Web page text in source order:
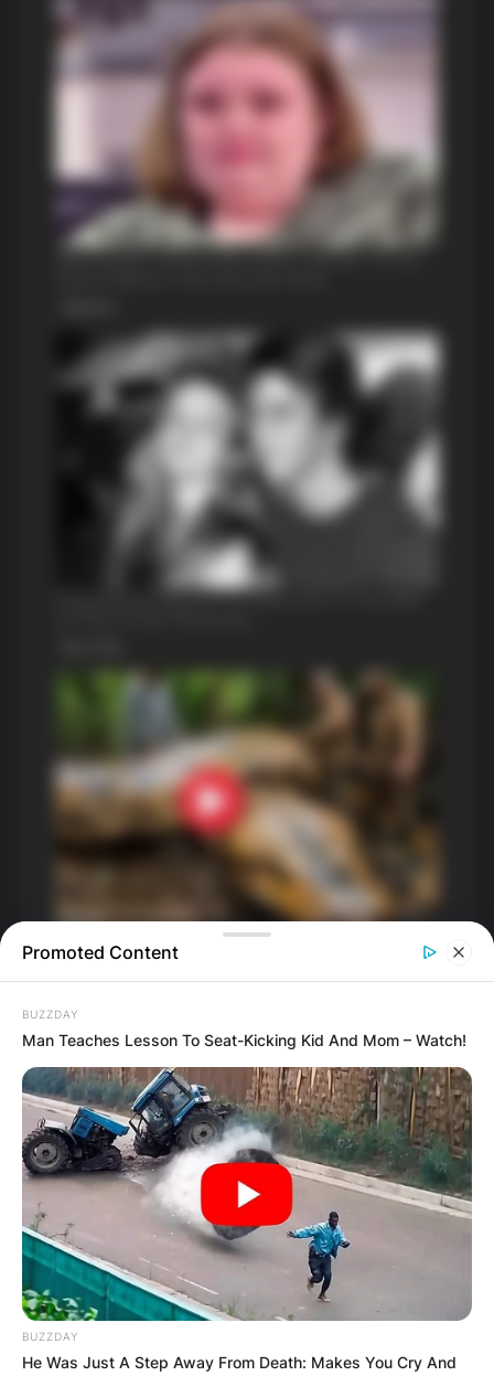
Promoted Content
BUZZDAY
Man Teaches Lesson To Seat-Kicking Kid And Mom – Watch!
BUZZDAY
He Was Just A Step Away From Death: Makes You Cry And